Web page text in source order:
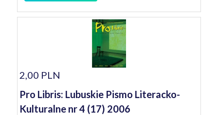
2,00 PLN
Pro Libris: Lubuskie Pismo Literacko-
Kulturalne nr 4 (17) 2006